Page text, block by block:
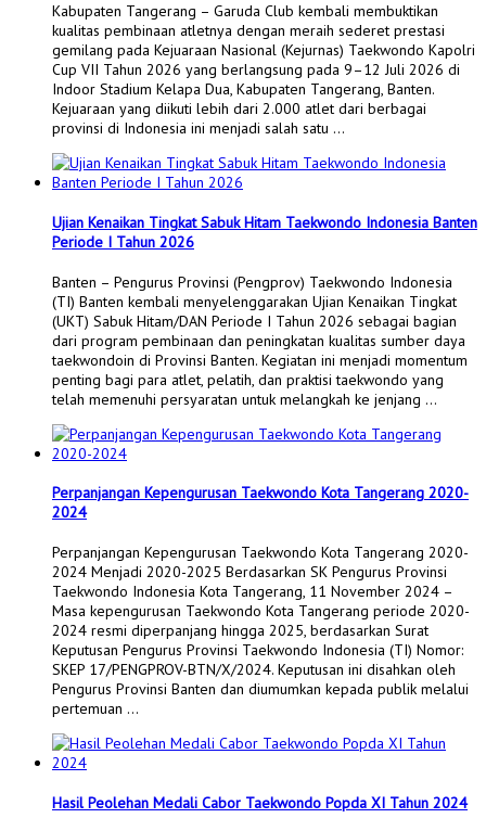
Kabupaten Tangerang – Garuda Club kembali membuktikan
kualitas pembinaan atletnya dengan meraih sederet prestasi
gemilang pada Kejuaraan Nasional (Kejurnas) Taekwondo Kapolri
Cup VII Tahun 2026 yang berlangsung pada 9–12 Juli 2026 di
Indoor Stadium Kelapa Dua, Kabupaten Tangerang, Banten.
Kejuaraan yang diikuti lebih dari 2.000 atlet dari berbagai
provinsi di Indonesia ini menjadi salah satu …
Ujian Kenaikan Tingkat Sabuk Hitam Taekwondo Indonesia Banten
Periode I Tahun 2026
Banten – Pengurus Provinsi (Pengprov) Taekwondo Indonesia
(TI) Banten kembali menyelenggarakan Ujian Kenaikan Tingkat
(UKT) Sabuk Hitam/DAN Periode I Tahun 2026 sebagai bagian
dari program pembinaan dan peningkatan kualitas sumber daya
taekwondoin di Provinsi Banten. Kegiatan ini menjadi momentum
penting bagi para atlet, pelatih, dan praktisi taekwondo yang
telah memenuhi persyaratan untuk melangkah ke jenjang …
Perpanjangan Kepengurusan Taekwondo Kota Tangerang 2020-
2024
Perpanjangan Kepengurusan Taekwondo Kota Tangerang 2020-
2024 Menjadi 2020-2025 Berdasarkan SK Pengurus Provinsi
Taekwondo Indonesia Kota Tangerang, 11 November 2024 –
Masa kepengurusan Taekwondo Kota Tangerang periode 2020-
2024 resmi diperpanjang hingga 2025, berdasarkan Surat
Keputusan Pengurus Provinsi Taekwondo Indonesia (TI) Nomor:
SKEP 17/PENGPROV-BTN/X/2024. Keputusan ini disahkan oleh
Pengurus Provinsi Banten dan diumumkan kepada publik melalui
pertemuan …
Hasil Peolehan Medali Cabor Taekwondo Popda XI Tahun 2024